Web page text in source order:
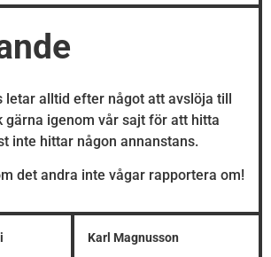
letar alltid efter något att avslöja till
gärna igenom vår sajt för att hitta
inte hittar någon annanstans.
det andra inte vågar rapportera om!
Karl Magnusson